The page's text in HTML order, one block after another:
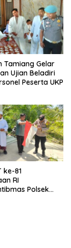
Tamiang Gelar
Ujian Beladiri
Peserta UKP
ke-81
RI
Polsek